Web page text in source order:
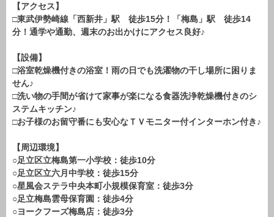
【アクセス】
□東武伊勢崎線「西新井」駅 徒歩15分！「梅島」駅 徒歩14
分！通学や通勤、週末のお出かけにアクセス良好♪
【設備】
□浴室乾燥機付きの浴室！雨の日でも洗濯物の干し場所に困りま
せん♪
□洗い物の手間が省けて家事が楽になる食器洗浄乾燥機付きのシ
ステムキッチン♪
□お子様のお留守番にも安心なＴＶモニター付インターホン付き♪
【周辺環境】
○足立区立梅島第一小学校：徒歩10分
○足立区立六月中学校：徒歩15分
○星風会ステラ中央本町小規模保育室：徒歩3分
○足立梅島雲母保育園：徒歩4分
○ヨークフーズ梅島店：徒歩3分
千葉本店
神奈川支店
沖縄支店
売却査定
お問い合わせ サイトマップ
プライバシーポリシー
新築一戸建
エリアから探す
路線から探す
中古一戸建